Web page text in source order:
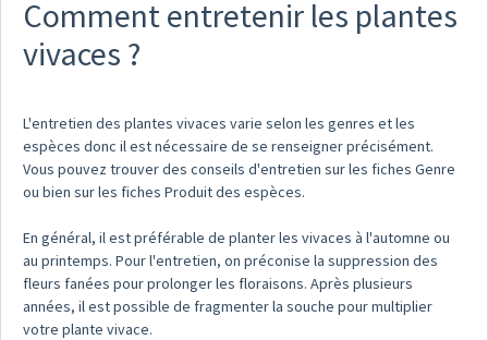
Comment entretenir les plantes
vivaces ?
L'entretien des plantes vivaces varie selon les genres et les
espèces donc il est nécessaire de se renseigner précisément.
Vous pouvez trouver des conseils d'entretien sur les fiches Genre
ou bien sur les fiches Produit des espèces.
En général, il est préférable de planter les vivaces à l'automne ou
au printemps. Pour l'entretien, on préconise la suppression des
fleurs fanées pour prolonger les floraisons. Après plusieurs
années, il est possible de fragmenter la souche pour multiplier
votre plante vivace.